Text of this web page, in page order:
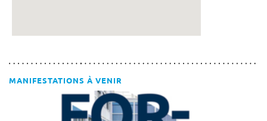
MANIFESTATIONS À VENIR